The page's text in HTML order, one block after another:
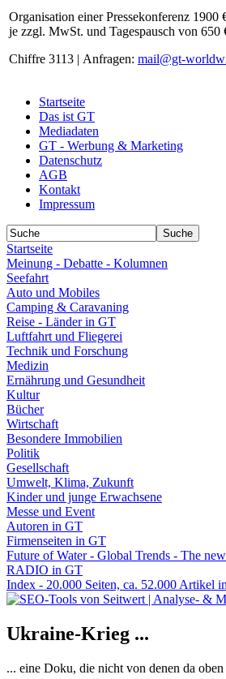
Organisation einer Pressekonferenz 1900
je zzgl. MwSt. und Tagespausch von 650
Chiffre 3113 | Anfragen: mail@gt-
Startseite
Das ist GT
Mediadaten
GT - Werbung & Marketing
Datenschutz
AGB
Kontakt
Impressum
Startseite
Meinung - Debatte - Kolumnen
Seefahrt
Auto und Mobiles
Camping & Caravaning
Reise - Länder in GT
Luftfahrt und Fliegerei
Technik und Forschung
Medizin
Ernährung und Gesundheit
Kultur
Bücher
Wirtschaft
Besondere Immobilien
Politik
Gesellschaft
Umwelt, Klima, Zukunft
Kinder und junge Erwachsene
Messe und Event
Autoren in GT
Firmenseiten in GT
Future of Water - Global Trends - The
RADIO in GT
Index - 20.000 Seiten, ca. 52.000 Artikel
Ukraine-Krieg ...
... eine Doku, die nicht von denen da